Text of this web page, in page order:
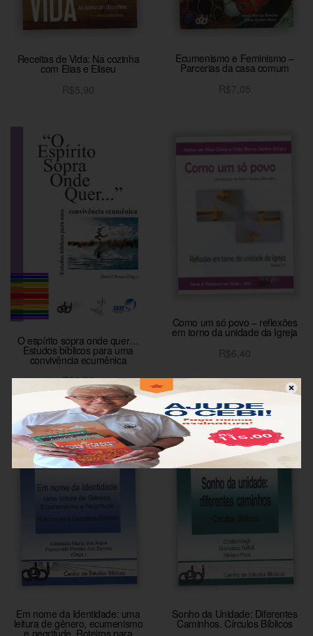
Receitas de Vida: Na cozinha
com Elias e Eliseu
R$5,90
Ecumenismo e Feminismo –
Parcerias da casa comum
R$7,05
O espírito sopra onde quer…
Estudos bíblicos para uma
convivência ecumênica
R$5,75
Adicionar ao carrinho
Como um só povo – reflexões
em torno da unidade da Igreja
R$6,40
Em nome da Identidade: uma
leitura de gênero, ecumenismo
e negritude. Roteiros para
Sonho da Unidade: Diferentes
Caminhos. Círculos Bíblicos